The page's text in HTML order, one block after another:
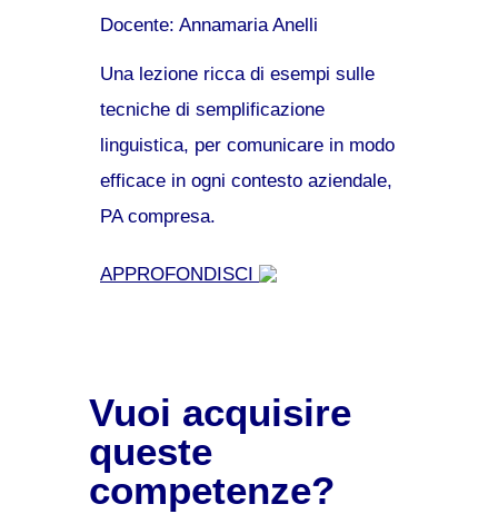
Docente: Annamaria Anelli
Una lezione ricca di esempi sulle
tecniche di semplificazione
linguistica, per comunicare in modo
efficace in ogni contesto aziendale,
PA compresa.
APPROFONDISCI
Vuoi acquisire
queste
competenze?